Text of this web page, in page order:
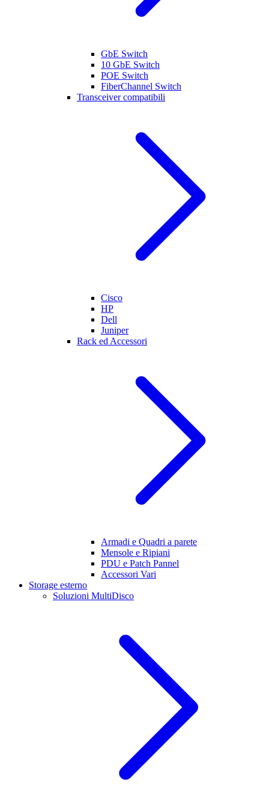
GbE Switch
10 GbE Switch
POE Switch
FiberChannel Switch
Transceiver compatibili
Cisco
HP
Dell
Juniper
Rack ed Accessori
Armadi e Quadri a parete
Mensole e Ripiani
PDU e Patch Pannel
Accessori Vari
Storage esterno
Soluzioni MultiDisco